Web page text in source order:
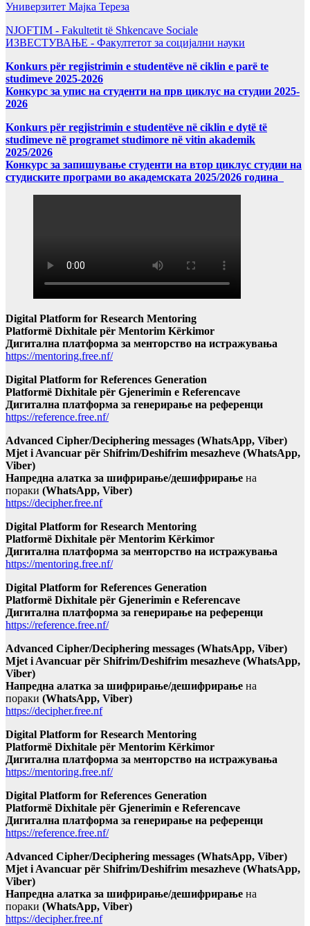
Универзитет Мајка Тереза
NJOFTIM - Fakultetit të Shkencave Sociale
ИЗВЕСТУВАЊЕ - Факултетот за социјални науки
Konkurs për regjistrimin e studentëve në ciklin e parë te
studimeve 2025-2026
Конкурс за упис на студенти на прв циклус на студии 2025-
2026
Konkurs për regjistrimin e studentëve në ciklin e dytë të
studimeve në programet studimore në vitin akademik
2025/2026
Конкурс за запишување студенти на втор циклус студии на
студиските програми во академската 2025/2026 година
Digital Platform for Research Mentoring
Platformë Dixhitale për Mentorim Kërkimor
Дигитална платформа за менторство на истражувања
https://mentoring.free.nf/
Digital Platform for References Generation
Platformë Dixhitale për Gjenerimin e Referencave
Дигитална платформа за генерирање на референци
https://reference.free.nf/
Advanced Cipher/Deciphering messages (WhatsApp, Viber)
Mjet i Avancuar për Shifrim/Deshifrim mesazheve (WhatsApp,
Viber)
Напредна алатка за шифрирање/дешифрирање на
пораки (WhatsApp, Viber)
https://decipher.free.nf
Digital Platform for Research Mentoring
Platformë Dixhitale për Mentorim Kërkimor
Дигитална платформа за менторство на истражувања
https://mentoring.free.nf/
Digital Platform for References Generation
Platformë Dixhitale për Gjenerimin e Referencave
Дигитална платформа за генерирање на референци
https://reference.free.nf/
Advanced Cipher/Deciphering messages (WhatsApp, Viber)
Mjet i Avancuar për Shifrim/Deshifrim mesazheve (WhatsApp,
Viber)
Напредна алатка за шифрирање/дешифрирање на
пораки (WhatsApp, Viber)
https://decipher.free.nf
Digital Platform for Research Mentoring
Platformë Dixhitale për Mentorim Kërkimor
Дигитална платформа за менторство на истражувања
https://mentoring.free.nf/
Digital Platform for References Generation
Platformë Dixhitale për Gjenerimin e Referencave
Дигитална платформа за генерирање на референци
https://reference.free.nf/
Advanced Cipher/Deciphering messages (WhatsApp, Viber)
Mjet i Avancuar për Shifrim/Deshifrim mesazheve (WhatsApp,
Viber)
Напредна алатка за шифрирање/дешифрирање на
пораки (WhatsApp, Viber)
https://decipher.free.nf